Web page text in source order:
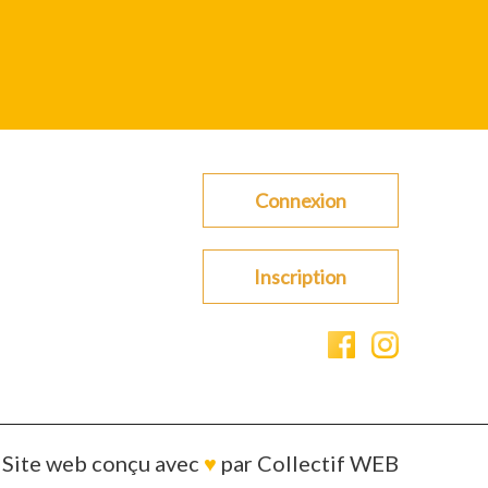
Connexion
Inscription
Site web conçu avec ♥ par Collectif WEB